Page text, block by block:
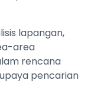
lapangan,
area
rencana
pencarian